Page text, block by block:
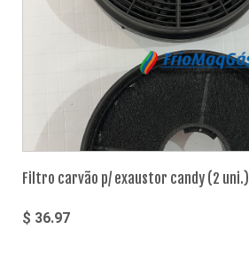
Filtro carvão p/ exaustor candy (2 uni.)
$ 36.97